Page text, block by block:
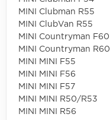
MINI Clubman R55
MINI ClubVan R55
MINI Countryman F60
MINI Countryman R60
MINI MINI F55
MINI MINI F56
MINI MINI F57
MINI MINI R50/R53
MINI MINI R56